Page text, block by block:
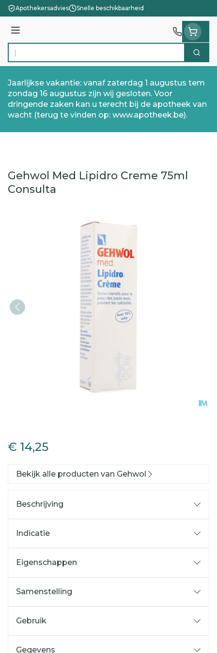
Ga naar de inhoud
Apothekersadvies Snelle beschikbaarheid
Menu
Product, merk, categorie... Zoek
Jaarlijkse vakantie: vanaf zaterdag 1 augustus tem
zondag 16 augustus zijn wij gesloten. Voor
dringende zaken kan u terecht bij de apotheek van
wacht (terug te vinden op: www.apotheek.be).
Gehwol Med Lipidro Creme 75ml
Consulta
€ 14,25
Bekijk alle producten van Gehwol
Beschrijving
Indicatie
Eigenschappen
Samenstelling
Gebruik
Gegevens